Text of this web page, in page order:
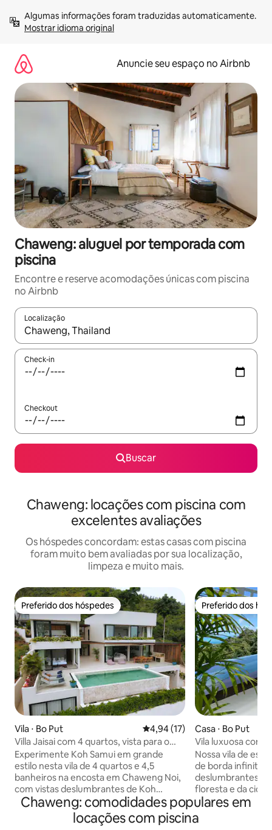
para
Mostrar idioma original
Anuncie seu espaço no Airbnb
Chaweng: aluguel por temporada com
piscina
Encontre e reserve acomodações únicas com piscina
no Airbnb
Localização
Quando os resultados estiverem disponíveis, explore-os
Check-in
Checkout
Buscar
Chaweng: locações com piscina com
excelentes avaliações
Os hóspedes concordam: estas casas com piscina
foram muito bem avaliadas por sua localização,
limpeza e muito mais.
Preferido dos hóspedes
Preferido dos hóspedes
Vila ⋅ Bo Put 4,94 de uma avaliação média
4,94 (17)
Villa Jaisai com 4 quartos, vista para o
mar e chef no local
Experimente Koh Samui em grande
estilo nesta vila de 4 quartos e 4,5
banheiros na encosta em Chaweng Noi,
com vistas deslumbrantes de Koh
Phangan e da praia de Chaweng. Uma
piscina de borda infinita privativa, uma
sala de estar arejada e espaços internos
Preferido dos
Preferido dos
Casa ⋅ Bo Put
Vila luxuosa com
para o mar
Nossa vila de
de borda infinita
deslumbrantes de
floresta e da
das melhores
Localizado a
estrada principal,
Chaweng: comodidades populares em
locações com piscina